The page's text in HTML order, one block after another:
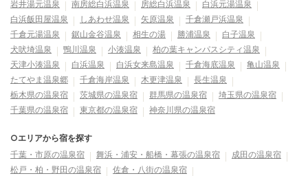
岩井湯元温泉
南房総白浜温泉 房総白浜温泉
白浜元湯温泉
白浜飯田屋温泉
しあわせ温泉 矢原温泉
千倉瀬戸浜温泉
千倉元湯温泉
鋸山金谷温泉 相生の湯 勝浦温泉
白子温泉
犬吠埼温泉
鴨川温泉 小湊温泉
柏の葉キャンパスシティ温泉
天津小湊温泉
白浜温泉 白浜女来島温泉 千倉海底温泉
亀山温泉
たてやま温泉郷
千倉海岸温泉 木更津温泉
長生温泉
栃木県の温泉宿
茨城県の温泉宿 群馬県の温泉宿
埼玉県の温泉宿
千葉県の温泉宿
東京都の温泉宿 神奈川県の温泉宿
○エリアから宿を探す
千葉・市原の温泉宿
舞浜・浦安・船橋・幕張の温泉宿
成田の温泉宿
松戸・柏・野田の温泉宿
佐倉・八街の温泉宿